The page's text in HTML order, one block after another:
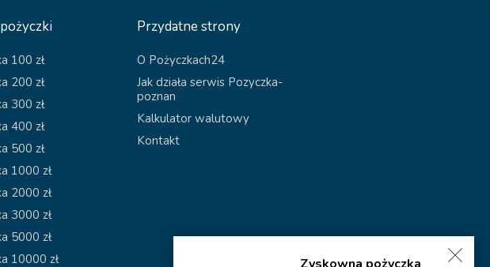
100 zł
200 zł
300 zł
400 zł
500 zł
1000 zł
2000 zł
3000 zł
5000 zł
10000 zł
Przydatne strony
O Pożyczkach24
Jak działa serwis Pozyczka-
poznan
Kalkulator walutowy
Kontakt